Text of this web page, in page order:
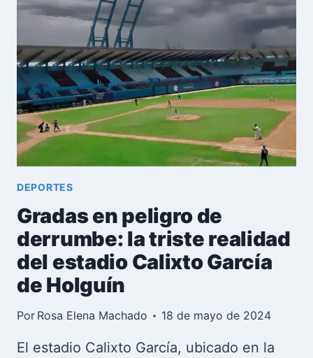
AUMENTA
SALARIOS
EVALÚA
PARTICIPACIÓN
EN
SERIE
DEL
CARIBE
DEPORTES
Gradas en peligro de
derrumbe: la triste realidad
del estadio Calixto García
de Holguín
Por Rosa Elena Machado 18 de mayo de 2024
El estadio Calixto García, ubicado en la